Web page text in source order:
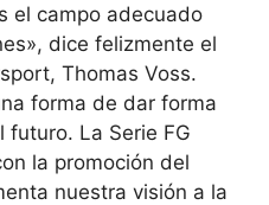
el campo adecuado
dice felizmente el
Thomas Voss.
forma de dar forma
La Serie FG
la promoción del
nuestra visión a la